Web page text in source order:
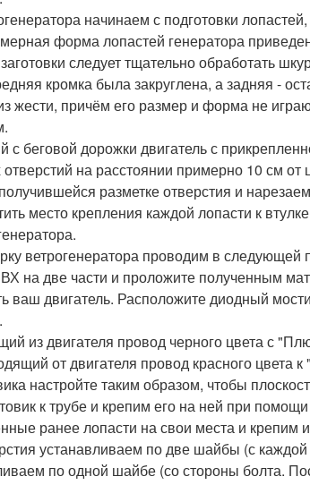
начинаем с подготовки
форма лопастей генератора
следует тщательно обработать
кромка была закруглена, а задняя -
жести, причём его размер и форма не
с беговой дорожки двигатель с
на расстоянии примерно 10 см
разметке отверстия и
место крепления каждой лопасти к
ветрогенератора проводим в следующей
на две части и проложите полученным
ваш двигатель. Расположите диодный
из двигателя провод черного цвета с
от двигателя провод красного цвета
настройте таким образом, чтобы
к трубе и крепим его на ней при
ранее лопасти на свои места и крепим
устанавливаем по две шайбы (с
по одной шайбе (со стороны болта.